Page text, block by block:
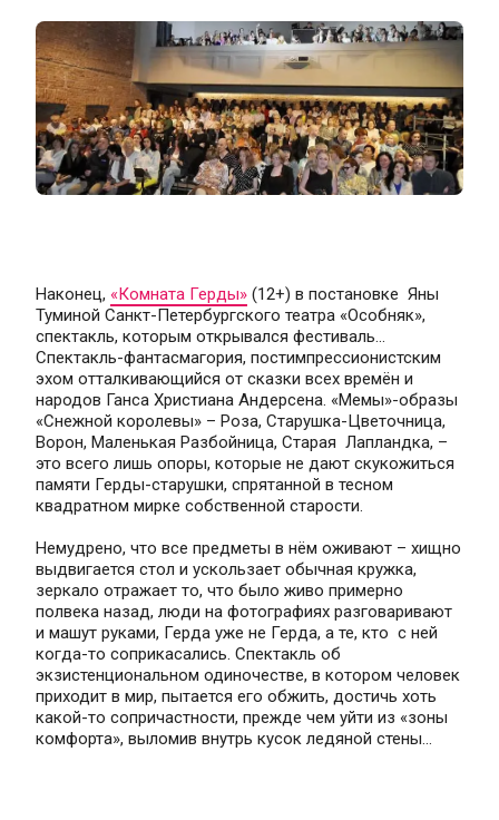
Наконец, «Комната Герды» (12+) в постановке  Яны
Туминой Санкт-Петербургского театра «Особняк»,
спектакль, которым открывался фестиваль...
Спектакль-фантасмагория, постимпрессионистским
эхом отталкивающийся от сказки всех времён и
народов Ганса Христиана Андерсена. «Мемы»-образы
«Снежной королевы» – Роза, Старушка-Цветочница,
Ворон, Маленькая Разбойница, Старая  Лапландка, –
это всего лишь опоры, которые не дают скукожиться
памяти Герды-старушки, спрятанной в тесном
квадратном мирке собственной старости.
Немудрено, что все предметы в нём оживают – хищно
выдвигается стол и ускользает обычная кружка,
зеркало отражает то, что было живо примерно
полвека назад, люди на фотографиях разговаривают
и машут руками, Герда уже не Герда, а те, кто  с ней
когда-то соприкасались. Спектакль об
экзистенциональном одиночестве, в котором человек
приходит в мир, пытается его обжить, достичь хоть
какой-то сопричастности, прежде чем уйти из «зоны
комфорта», выломив внутрь кусок ледяной стены...